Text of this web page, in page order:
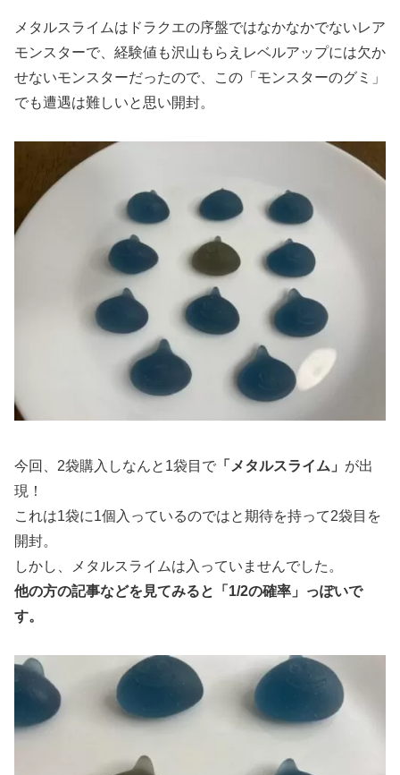
メタルスライムはドラクエの序盤ではなかなかでないレア
モンスターで、経験値も沢山もらえレベルアップには欠か
せないモンスターだったので、この「モンスターのグミ」
でも遭遇は難しいと思い開封。
今回、2袋購入しなんと1袋目で 「メタルスライム」 が出
現！
これは1袋に1個入っているのではと期待を持って2袋目を
開封。
しかし、メタルスライムは入っていませんでした。
他の方の記事などを見てみると「1/2の確率」っぽいで
す。